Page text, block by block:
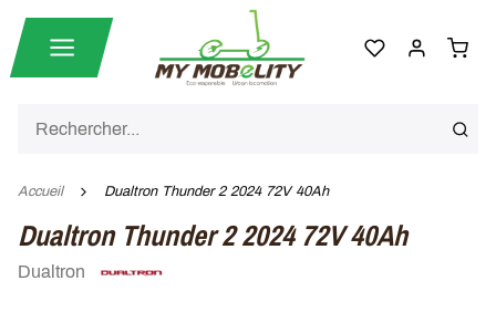
Accueil Dualtron Thunder 2 2024 72V 40Ah
Dualtron Thunder 2 2024 72V 40Ah
Dualtron